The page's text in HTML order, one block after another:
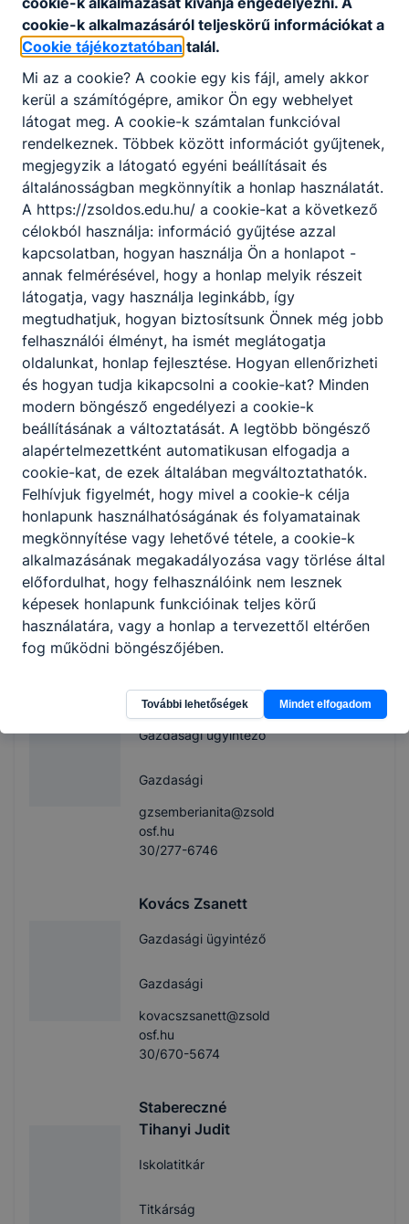
Sebők Noémi
Portás
Gondnokság
sandornoemi5@gmail.
com
30/458-2186
Adminisztratív munkatársak
Farkas Nikolett
Iskolatitkár
Titkárság
farkasniki@zsoldosf.hu
30/616-7231
Fazekasné Sztanó
Etelka
Munkaügyi ügyintéző
Gazdasági
sztanoetelka@zsoldos
f.hu
30/367-8327
Anita
Gazdasági ügyintéző
Gazdasági
gzsemberianita@zsold
osf.hu
30/277-6746
Kovács Zsanett
Gazdasági ügyintéző
Gazdasági
kovacszsanett@zsold
osf.hu
30/670-5674
Stabereczné
Tihanyi Judit
Iskolatitkár
Titkárság
cookie-k alkalmazásáról teljeskörű információkat a
Cookie tájékoztatóban talál.
Mi az a cookie? A cookie egy kis fájl, amely akkor
kerül a számítógépre, amikor Ön egy webhelyet
látogat meg. A cookie-k számtalan funkcióval
rendelkeznek. Többek között információt gyűjtenek,
megjegyzik a látogató egyéni beállításait és
általánosságban megkönnyítik a honlap használatát.
A https://zsoldos.edu.hu/ a cookie-kat a következő
célokból használja: információ gyűjtése azzal
kapcsolatban, hogyan használja Ön a honlapot -
annak felmérésével, hogy a honlap melyik részeit
látogatja, vagy használja leginkább, így
megtudhatjuk, hogyan biztosítsunk Önnek még jobb
felhasználói élményt, ha ismét meglátogatja
oldalunkat, honlap fejlesztése. Hogyan ellenőrizheti
és hogyan tudja kikapcsolni a cookie-kat? Minden
modern böngésző engedélyezi a cookie-k
beállításának a változtatását. A legtöbb böngésző
alapértelmezettként automatikusan elfogadja a
cookie-kat, de ezek általában megváltoztathatók.
Felhívjuk figyelmét, hogy mivel a cookie-k célja
honlapunk használhatóságának és folyamatainak
megkönnyítése vagy lehetővé tétele, a cookie-k
alkalmazásának megakadályozása vagy törlése által
előfordulhat, hogy felhasználóink nem lesznek
képesek honlapunk funkcióinak teljes körű
használatára, vagy a honlap a tervezettől eltérően
fog működni böngészőjében.
További lehetőségek Mindet elfogadom